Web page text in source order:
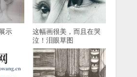
示
这幅画很美，而且在哭
泣！泪眼草图